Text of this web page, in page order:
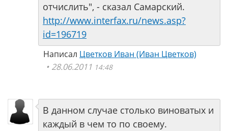
отчислить", - сказал Самарский.
http://www.interfax.ru/news.asp?
id=196719
Написал Цветков Иван (Иван Цветков)
28.06.2011 14:48
В данном случае столько виноватых и
каждый в чем то по своему.